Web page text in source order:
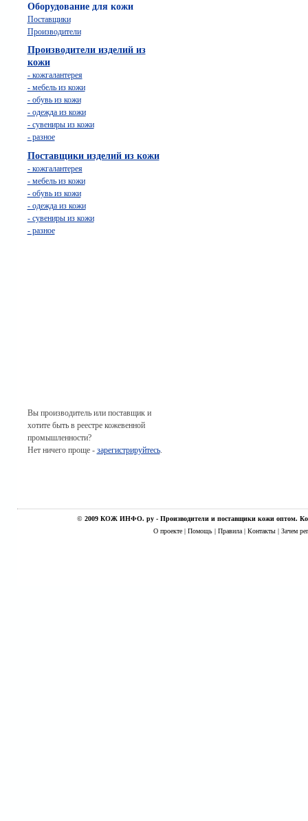
Оборудование для кожи
Поставщики
Производители
Производители изделий из
кожи
- кожгалантерея
- мебель из кожи
- обувь из кожи
- одежда из кожи
- сувениры из кожи
- разное
Поставщики изделий из кожи
- кожгалантерея
- мебель из кожи
- обувь из кожи
- одежда из кожи
- сувениры из кожи
- разное
Вы производитель или поставщик и
хотите быть в реестре кожевенной
промышленности?
Нет ничего проще - зарегистрируйтесь.
© 2009 КОЖ ИНФО. ру - Производители и поставщики кожи оптом.
О проекте | Помощь | Правила | Контакты | Зачем